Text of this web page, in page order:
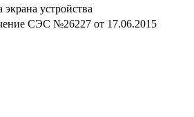
экрана устройства
СЭС №26227 от 17.06.2015